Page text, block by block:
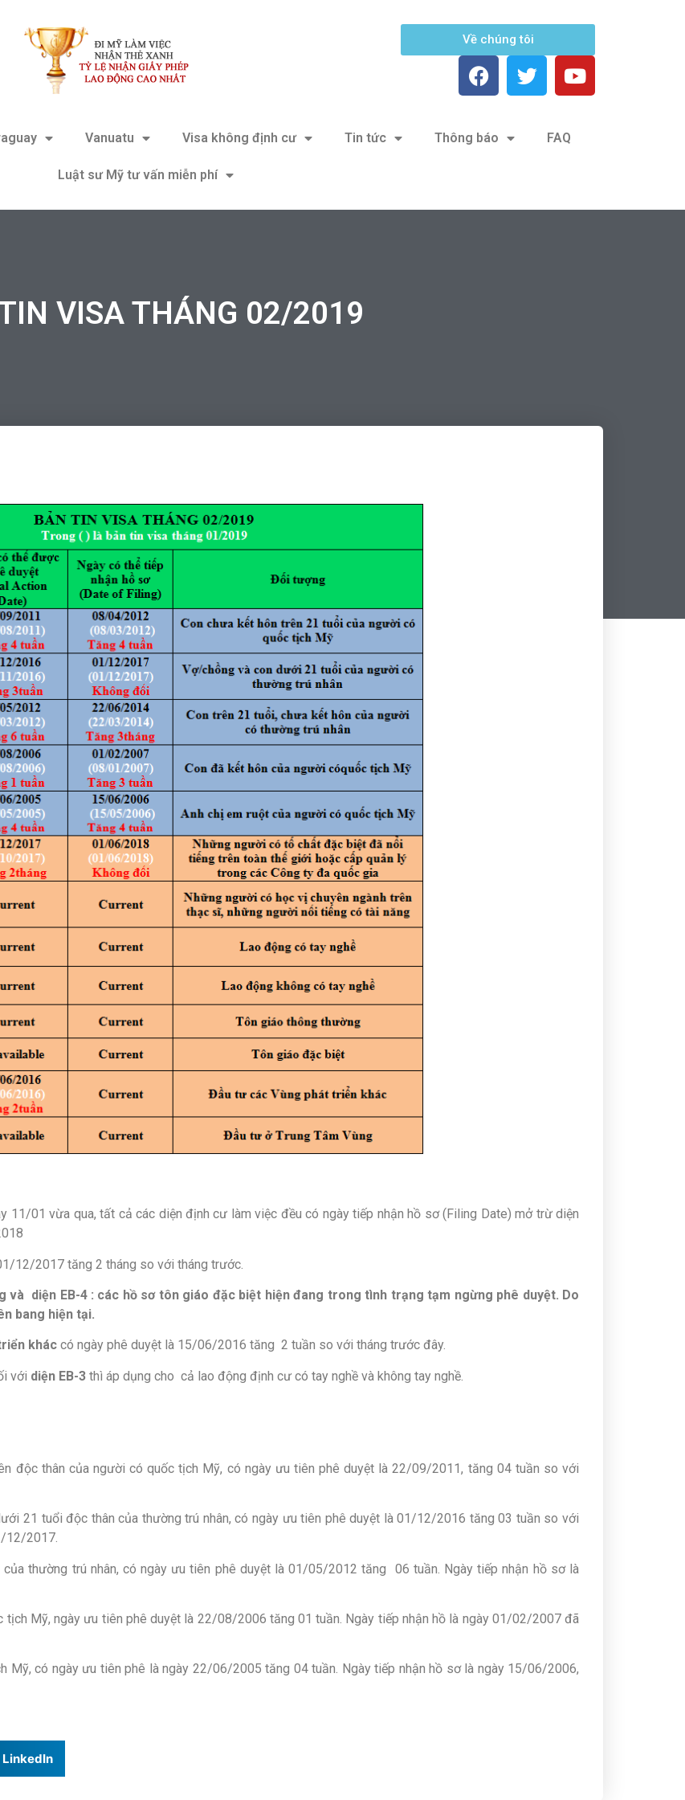
Về chúng tôi
Vanuatu Visa không định cư Tin tức Thông báo FAQ
Luật sư Mỹ tư vấn miễn phí
VISA THÁNG 02/2019
01 vừa qua, tất cả các diện định cư làm việc đều có ngày tiếp nhận hồ sơ (Filing Date) mở trừ diện
12/2017 tăng 2 tháng so với tháng trước.
và diện EB-4 : các hồ sơ tôn giáo đặc biệt hiện đang trong tình trạng tạm ngừng phê duyệt. Do
bang hiện tại.
khác có ngày phê duyệt là 15/06/2016 tăng 2 tuần so với tháng trước đây.
với diện EB-3 thì áp dụng cho cả lao động định cư có tay nghề và không tay nghề.
độc thân của người có quốc tịch Mỹ, có ngày ưu tiên phê duyệt là 22/09/2011, tăng 04 tuần so với
21 tuổi độc thân của thường trú nhân, có ngày ưu tiên phê duyệt là 01/12/2016 tăng 03 tuần so với
12/2017.
thường trú nhân, có ngày ưu tiên phê duyệt là 01/05/2012 tăng 06 tuần. Ngày tiếp nhận hồ sơ là
tịch Mỹ, ngày ưu tiên phê duyệt là 22/08/2006 tăng 01 tuần. Ngày tiếp nhận hồ là ngày 01/02/2007 đã
Mỹ, có ngày ưu tiên phê là ngày 22/06/2005 tăng 04 tuần. Ngày tiếp nhận hồ sơ là ngày 15/06/2006,
LinkedIn